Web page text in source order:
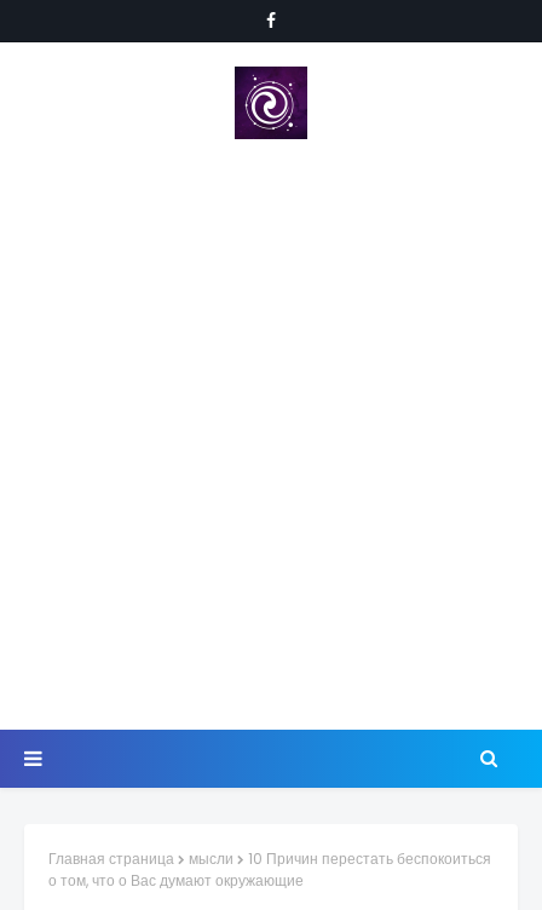
Главная страница мысли
10 Причин перестать беспокоиться
о том, что о Вас думают окружающие